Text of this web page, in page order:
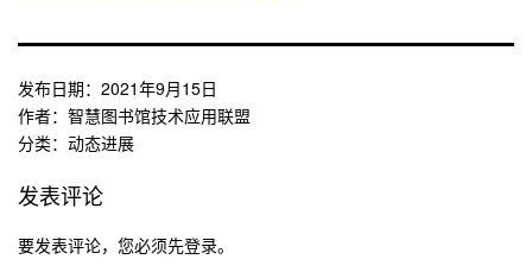
发布日期： 2021年9月15日
作者： 智慧图书馆技术应用联盟
分类： 动态进展
发表评论
要发表评论，您必须先登录。